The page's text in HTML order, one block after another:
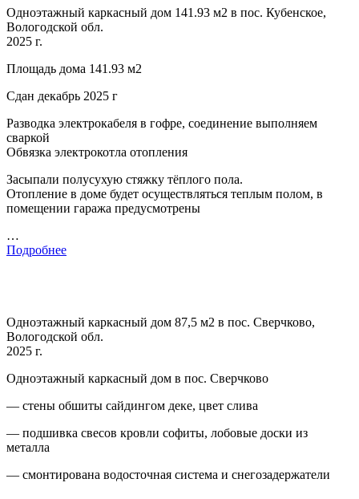
Одноэтажный каркасный дом 141.93 м2 в пос. Кубенское,
Вологодской обл.
2025 г.
Площадь дома 141.93 м2
Сдан декабрь 2025 г
Разводка электрокабеля в гофре, соединение выполняем
сваркой
Обвязка электрокотла отопления
Засыпали полусухую стяжку тёплого пола.
Отопление в доме будет осуществляться теплым полом, в
помещении гаража предусмотрены
…
Подробнее
Одноэтажный каркасный дом 87,5 м2 в пос. Сверчково,
Вологодской обл.
2025 г.
Одноэтажный каркасный дом в пос. Сверчково
— стены обшиты сайдингом деке, цвет слива
— подшивка свесов кровли софиты, лобовые доски из
металла
— смонтирована водосточная система и снегозадержатели